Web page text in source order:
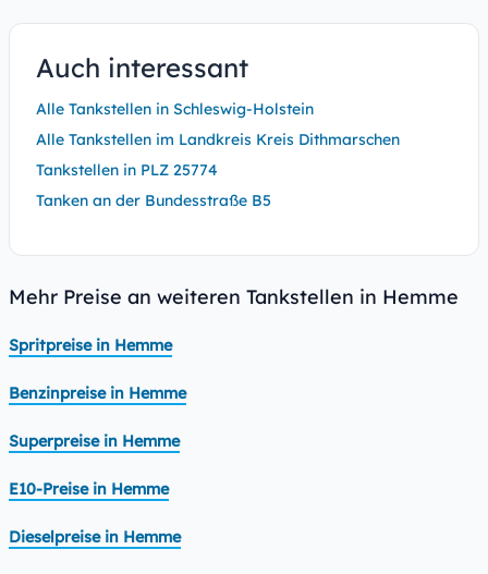
Auch interessant
Alle Tankstellen in Schleswig-Holstein
Alle Tankstellen im Landkreis Kreis Dithmarschen
Tankstellen in PLZ 25774
Tanken an der Bundesstraße B5
Mehr Preise an weiteren Tankstellen in Hemme
Spritpreise in Hemme
Benzinpreise in Hemme
Superpreise in Hemme
E10-Preise in Hemme
Dieselpreise in Hemme